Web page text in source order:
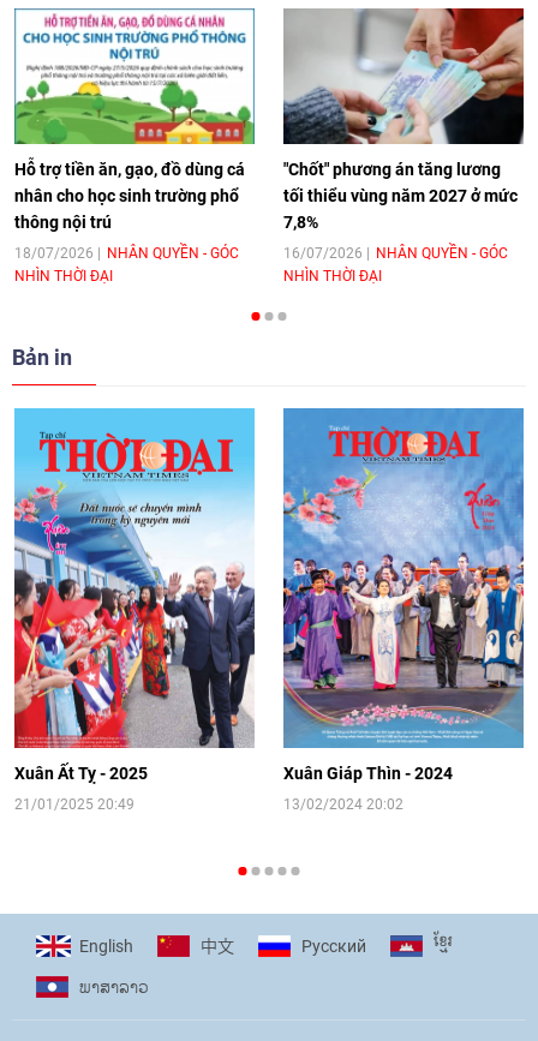
[Video] Âm nhạc flamenco gắn kết văn
hoá Việt Nam - Tây Ban Nha
11:10 17/06/2026
[Video] Trao tặng Kỷ niệm chương "Vì
hòa bình, hữu nghị giữa các dân tộc"
cho Đại sứ Hungary tại Việt Nam
[Video] Nhân dân Việt Nam luôn trân
trọng tình cảm của nước Nga
08:02 | 13/06/2026
Video: Cơ hội giao lưu quốc tế cho học
sinh Việt Nam tại trại hè Artek
14:41|12/06/2026
[Video] Đối ngoại nhân dân Thủ đô
hướng tới kết nối hiệu quả nguồn lực
người Việt Nam ở nước ngoài
16:58|10/06/2026
phó với biến đổi khí hậu
17:07|09/06/2026
Hỗ trợ tiền ăn, gạo, đồ dùng cá
nhân cho học sinh trường phổ
thông nội trú
18/07/2026
NHÂN QUYỀN - GÓC
NHÌN THỜI ĐẠI
"Chốt" phương án tăng lương
tối thiểu vùng năm 2027 ở mức
7,8%
16/07/2026
NHÂN QUYỀN - GÓC
NHÌN THỜI ĐẠI
Bản in
Xuân Ất Tỵ - 2025
21/01/2025 20:49
Xuân Giáp Thìn - 2024
13/02/2024 20:02
English 中文 Pусский ខ្មែរ
ພາ​ສາ​ລາວ